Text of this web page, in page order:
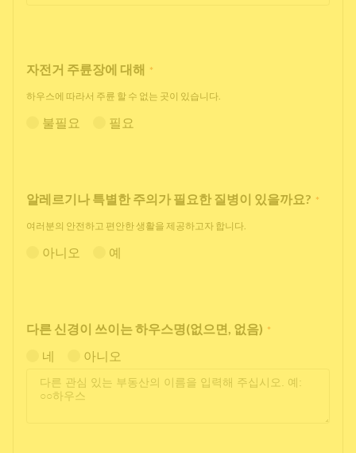
자전거 주륜장에 대해 *
하우스에 따라서 주륜 할 수 없는 곳이 있습니다.
불필요 필요
알레르기나 특별한 주의가 필요한 질병이 있을까요? *
여러분의 안전하고 편안한 생활을 제공하고자 합니다.
아니오 예
다른 신경이 쓰이는 하우스명(없으면, 없음) *
네 아니오